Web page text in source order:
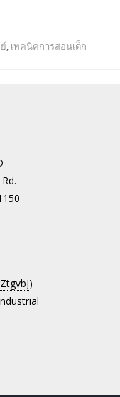
, เทคนิคการสอนเด็ก
)